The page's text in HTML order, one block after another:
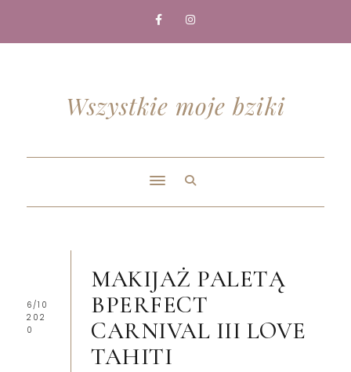
Wszystkie moje bziki
6/10
202
0
MAKIJAŻ PALETĄ
BPERFECT
CARNIVAL III LOVE
TAHITI